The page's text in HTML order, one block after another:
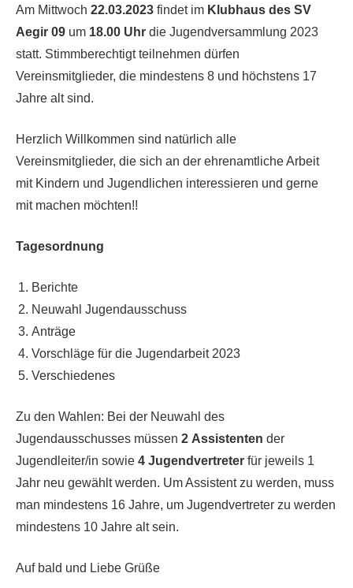
Am Mittwoch 22.03.2023 findet im Klubhaus des SV
Aegir 09 um 18.00 Uhr die Jugendversammlung 2023
statt. Stimmberechtigt teilnehmen dürfen
Vereinsmitglieder, die mindestens 8 und höchstens 17
Jahre alt sind.
Herzlich Willkommen sind natürlich alle
Vereinsmitglieder, die sich an der ehrenamtliche Arbeit
mit Kindern und Jugendlichen interessieren und gerne
mit machen möchten!!
Tagesordnung
Berichte
Neuwahl Jugendausschuss
Anträge
Vorschläge für die Jugendarbeit 2023
Verschiedenes
Zu den Wahlen: Bei der Neuwahl des
Jugendausschusses müssen 2 Assistenten der
Jugendleiter/in sowie 4 Jugendvertreter für jeweils 1
Jahr neu gewählt werden. Um Assistent zu werden, muss
man mindestens 16 Jahre, um Jugendvertreter zu werden
mindestens 10 Jahre alt sein.
Auf bald und Liebe Grüße